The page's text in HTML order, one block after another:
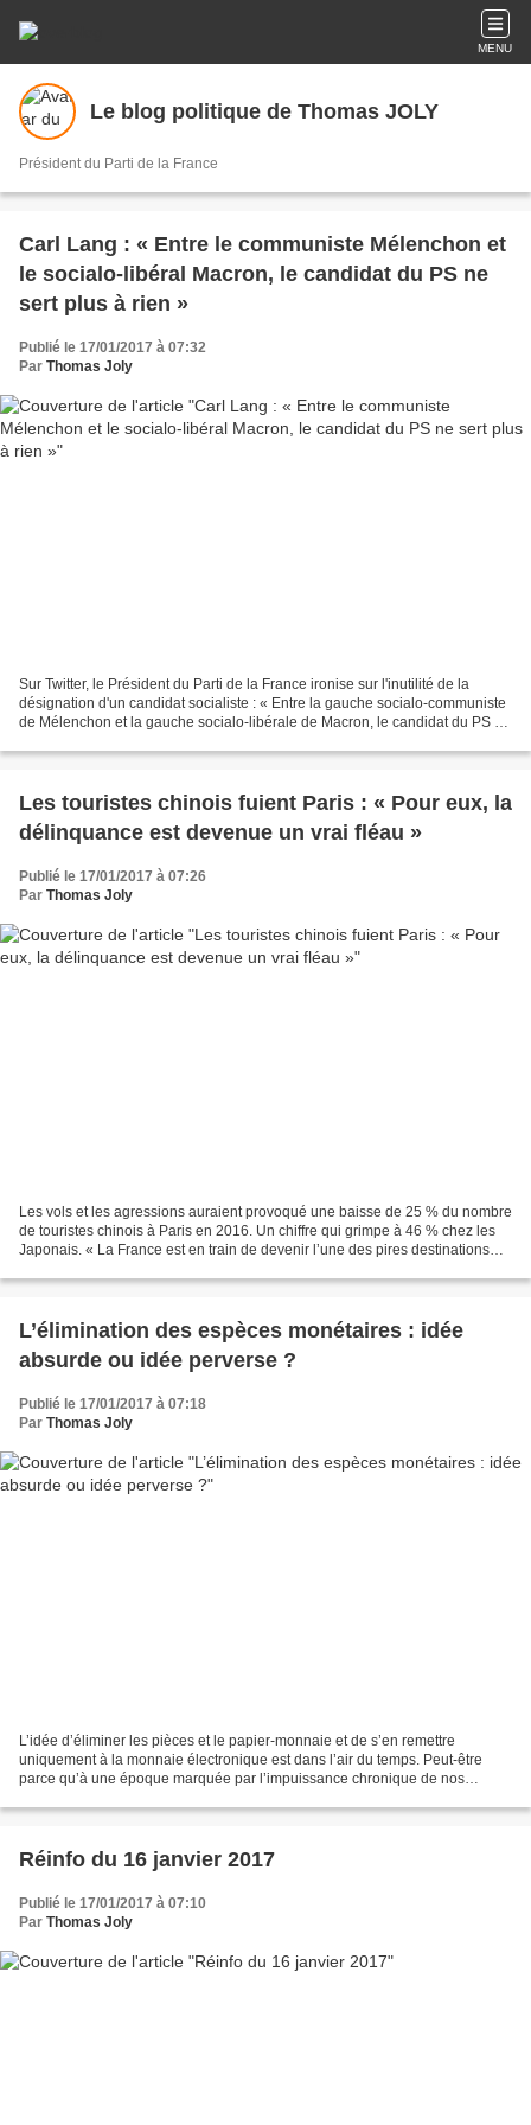
MENU
Le blog politique de Thomas JOLY
Président du Parti de la France
Carl Lang : « Entre le communiste Mélenchon et
le socialo-libéral Macron, le candidat du PS ne
sert plus à rien »
Publié le 17/01/2017 à 07:32
Par Thomas Joly
Sur Twitter, le Président du Parti de la France ironise sur l'inutilité de la
désignation d'un candidat socialiste : « Entre la gauche socialo-communiste
de Mélenchon et la gauche socialo-libérale de Macron, le candidat du PS ne
Les touristes chinois fuient Paris : « Pour eux, la
délinquance est devenue un vrai fléau »
Publié le 17/01/2017 à 07:26
Par Thomas Joly
Les vols et les agressions auraient provoqué une baisse de 25 % du nombre
de touristes chinois à Paris en 2016. Un chiffre qui grimpe à 46 % chez les
Japonais. « La France est en train de devenir l’une des pires destinations
L’élimination des espèces monétaires : idée
absurde ou idée perverse ?
Publié le 17/01/2017 à 07:18
Par Thomas Joly
L’idée d’éliminer les pièces et le papier-monnaie et de s’en remettre
uniquement à la monnaie électronique est dans l’air du temps. Peut-être
parce qu’à une époque marquée par l’impuissance chronique de nos
Réinfo du 16 janvier 2017
Publié le 17/01/2017 à 07:10
Par Thomas Joly